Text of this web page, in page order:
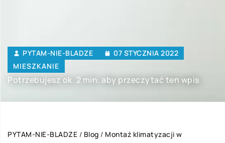
PYTAM-NIE-BLADZE
07 STYCZNIA 2022
MIESZKANIE
Potrzebujesz ok. 2 min. aby przeczytać ten wpis
PYTAM-NIE-BLADZE / Blog / Montaż klimatyzacji w